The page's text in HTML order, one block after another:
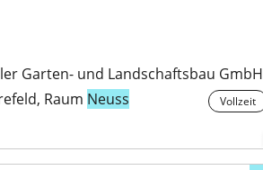
Garten- und Landschaftsbau GmbH
Raum Neuss Vollzeit